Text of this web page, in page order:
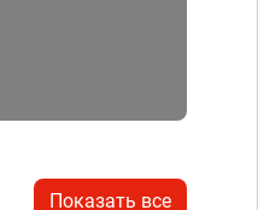
Показать все